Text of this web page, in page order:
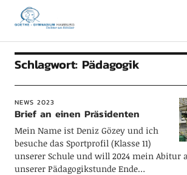
Goethe-Gymnasium
Schlagwort: Pädagogik
NEWS 2023
Brief an einen Präsidenten
Mein Name ist Deniz Gözey und ich
besuche das Sportprofil (Klasse 11)
unserer Schule und will 2024 mein Abitur
unserer Pädagogikstunde Ende…